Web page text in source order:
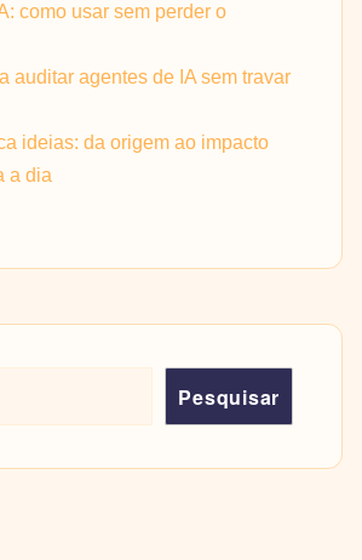
como usar sem perder o
auditar agentes de IA sem travar
ideias: da origem ao impacto
a dia
Pesquisar